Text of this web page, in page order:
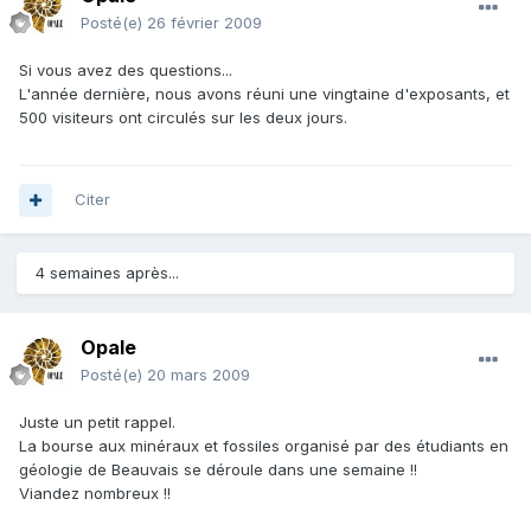
Posté(e) 26 février 2009
Si vous avez des questions...
L'année dernière, nous avons réuni une vingtaine d'exposants, et
500 visiteurs ont circulés sur les deux jours.
Citer
4 semaines après...
Opale
Posté(e) 20 mars 2009
Juste un petit rappel.
La bourse aux minéraux et fossiles organisé par des étudiants en
géologie de Beauvais se déroule dans une semaine !!
Viandez nombreux !!